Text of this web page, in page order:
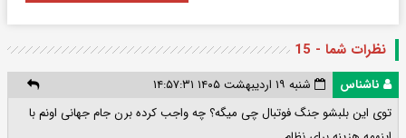
نظرات شما - 15
ناشناس
شنبه ۱۹ اردیبهشت ۱۴۰۵ ۱۴:۵۷:۳۱
توی این بلبشو جنگ فوتبال چی میگه؟ چه واجب کرده برن جام جهانی اونم با